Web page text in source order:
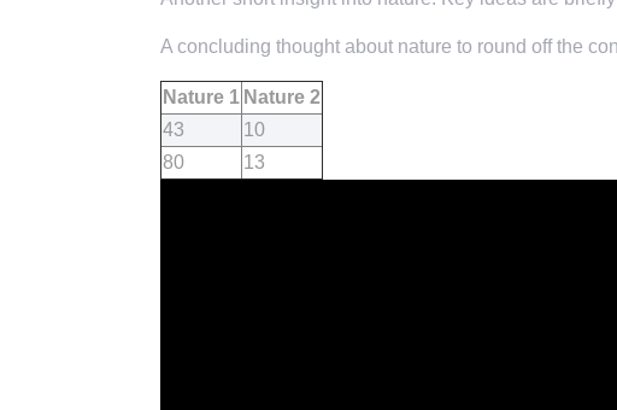
A concluding thought about nature to round off the
Nature 1 Nature 2
43
10
80
13